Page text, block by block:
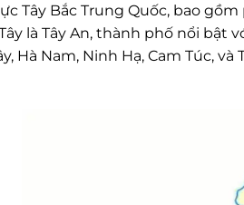
Tây Bắc Trung Quốc, bao
là Tây An, thành phố nổi bật
Hà Nam, Ninh Hạ, Cam Túc,